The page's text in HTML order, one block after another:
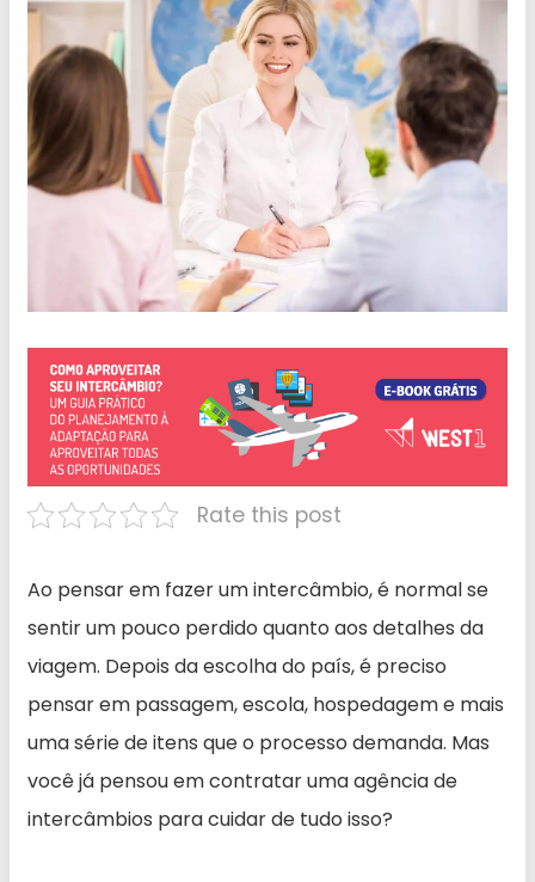
Rate this post
Ao pensar em fazer um intercâmbio, é normal se
sentir um pouco perdido quanto aos detalhes da
viagem. Depois da escolha do país, é preciso
pensar em passagem, escola, hospedagem e mais
uma série de itens que o processo demanda. Mas
você já pensou em contratar uma agência de
intercâmbios para cuidar de tudo isso?